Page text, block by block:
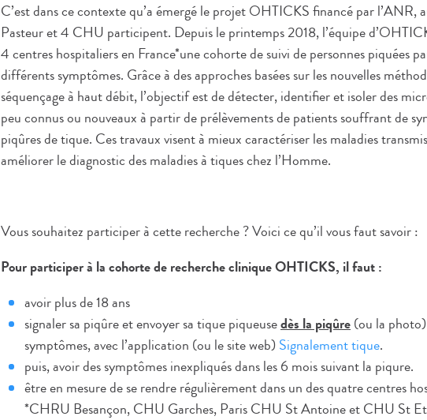
C’est dans ce contexte qu’a émergé le projet OHTICKS financé par l’ANR,
Pasteur et 4 CHU participent. Depuis le printemps 2018, l’équipe
4 centres hospitaliers en France*une cohorte de suivi de personnes piquées
différents symptômes. Grâce à des approches basées sur les nouvelles
séquençage à haut débit, l’objectif est de détecter, identifier et isoler des
peu connus ou nouveaux à partir de prélèvements de patients souffrant de
piqûres de tique. Ces travaux visent à mieux caractériser les maladies
améliorer le diagnostic des maladies à tiques chez l’Homme.
Vous souhaitez participer à cette recherche ? Voici ce qu’il vous faut savoir :
Pour participer à la cohorte de recherche clinique OHTICKS, il faut :
avoir plus de 18 ans
signaler sa piqûre et envoyer sa tique piqueusedès la piqûre(ou la
symptômes, avec l’application (ou le site web)Signalement tique.
puis, avoir des symptômes inexpliqués dans les 6 mois suivant la piqure.
être en mesure de se rendre régulièrement dans un des quatre centres
*CHRU Besançon, CHU Garches, Paris CHU St Antoine et CHU St